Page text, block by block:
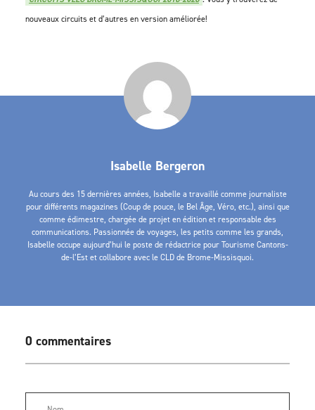
nouveaux circuits et d’autres en version améliorée!
Isabelle Bergeron
Au cours des 15 dernières années, Isabelle a travaillé comme journaliste
pour différents magazines (Coup de pouce, le Bel Âge, Véro, etc.), ainsi que
comme édimestre, chargée de projet en édition et responsable des
communications. Passionnée de voyages, les petits comme les grands,
Isabelle occupe aujourd’hui le poste de rédactrice pour Tourisme Cantons-
de-l’Est et collabore avec le CLD de Brome-Missisquoi.
0 commentaires